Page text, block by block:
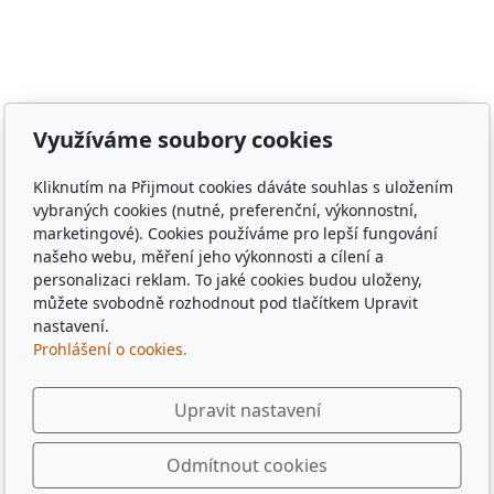
Klatovy, město Příbram, město Sušice, město Plzeň,
tácky, pohádkové tácky, pivní tácky, sběratelské tácky,
sběratelské známky, turistické známky, třídní sraz, sraz
po 10 letech, sraz gymplu, sraz gymnázia, sraz ze
střední, sraz z vysoké, spolužáci, památka,
pamětihodnost, malebná místa, plates, Řím, Paříž,
Rome , Paris, München, Munig, Oktoberfest, Zapft
Využíváme soubory cookies
Kliknutím na Přijmout cookies dáváte souhlas s uložením
vybraných cookies (nutné, preferenční, výkonnostní,
marketingové). Cookies používáme pro lepší fungování
našeho webu, měření jeho výkonnosti a cílení a
personalizaci reklam. To jaké cookies budou uloženy,
můžete svobodně rozhodnout pod tlačítkem Upravit
nastavení.
Prohlášení o cookies.
Upravit nastavení
Odmítnout cookies